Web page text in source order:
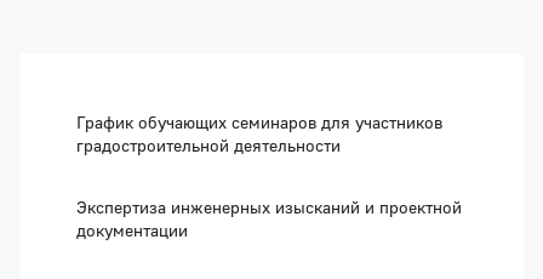
График обучающих семинаров для участников
градостроительной деятельности
Экспертиза инженерных изысканий и проектной
документации